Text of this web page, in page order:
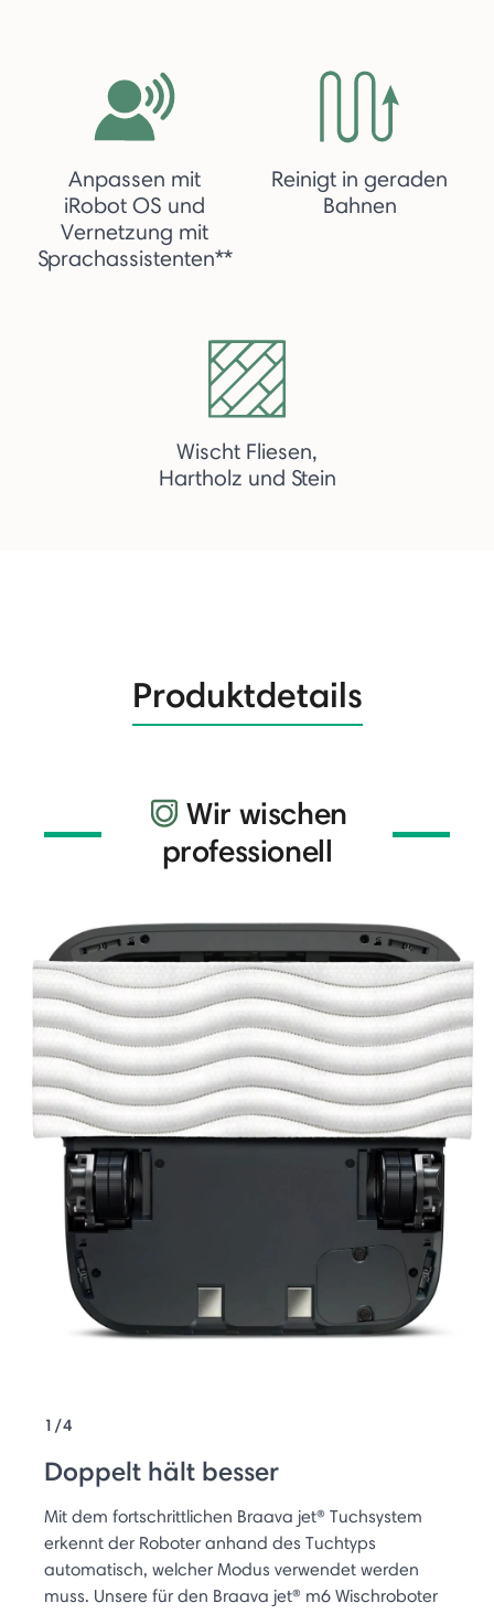
Anpassen mit
iRobot OS und
Vernetzung mit
Sprachassistenten**
Reinigt in geraden
Bahnen
Wischt Fliesen,
Hartholz und Stein
Produktdetails
Wir wischen
professionell
1/4
Doppelt hält besser
Mit dem fortschrittlichen Braava jet® Tuchsystem
erkennt der Roboter anhand des Tuchtyps
automatisch, welcher Modus verwendet werden
muss. Unsere für den Braava jet® m6 Wischroboter